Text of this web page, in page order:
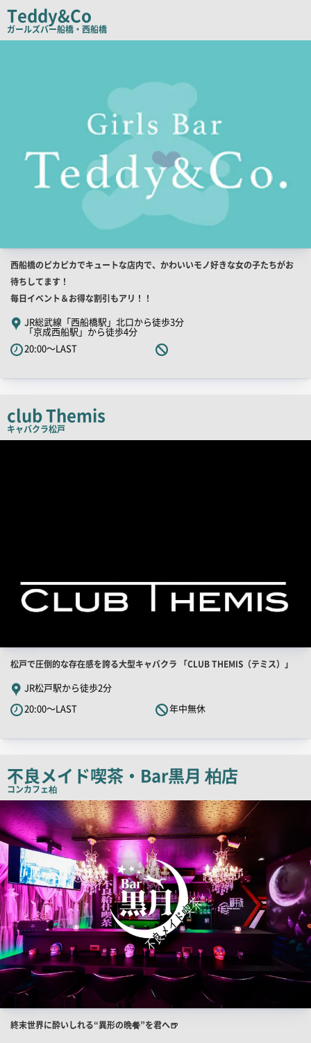
ピ
ー
Teddy&Co
ガールズバー船橋・西船橋
店
店
舗
PR
キ
ャ
ッ
コ
ー
西船橋のピカピカでキュートな店内で、かわいいモノ好きな女の子たちがお
待ちしてます！
毎日イベント＆お得な割引もアリ！！
JR総武線「西船橋駅」北口から徒歩3分
「京成西船駅」から徒歩4分
20:00～LAST
club Themis
キャバクラ松戸
店
店
舗
PR
キ
コ
ピ
ー
松戸で圧倒的な存在感を誇る大型キャバクラ 「CLUB THEMIS（テミス）」
JR松戸駅から徒歩2分
20:00～LAST
年中無休
不良メイド喫茶・Bar黒月 柏店
コンカフェ柏
索
結
果
一
覧
用
画
像
店
終末世界に酔いしれる“異形の晩餐”を君へ🍺